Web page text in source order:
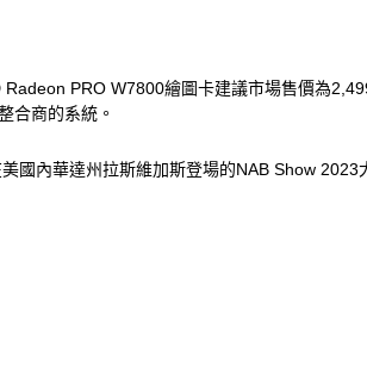
PRO W7800繪圖卡建議市場售價為
合商的系統。
內華達州拉斯維加斯登場的NAB Show